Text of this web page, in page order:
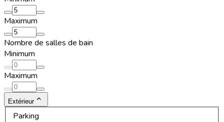
Maximum
Nombre de salles de bain
Minimum
Maximum
Extérieur
Parking